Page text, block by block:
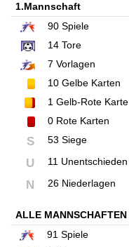
1.Mannschaft
90 Spiele
14 Tore
7 Vorlagen
10 Gelbe Karten
1 Gelb-Rote Karte
0 Rote Karten
S 53 Siege
U 11 Unentschieden
N 26 Niederlagen
ALLE MANNSCHAFTEN
91 Spiele